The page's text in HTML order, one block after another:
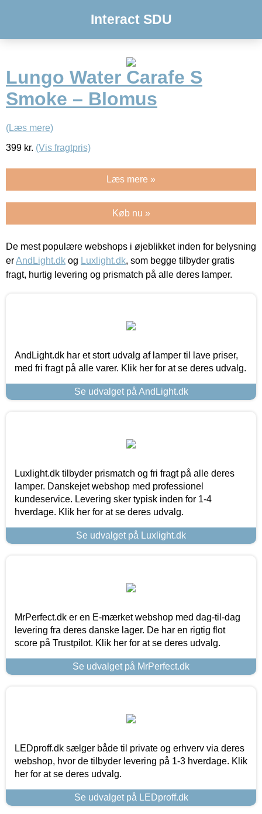
Interact SDU
Lungo Water Carafe S
Smoke – Blomus
(Læs mere)
399 kr. (Vis fragtpris)
Læs mere »
Køb nu »
De mest populære webshops i øjeblikket inden for belysning
erAndLight.dk og Luxlight.dk, som begge tilbyder gratis
fragt, hurtig levering og prismatch på alle deres lamper.
AndLight.dk har et stort udvalg af lamper til lave priser,
med fri fragt på alle varer. Klik her for at se deres udvalg.
Se udvalget på AndLight.dk
Luxlight.dk tilbyder prismatch og fri fragt på alle deres
lamper. Danskejet webshop med professionel
kundeservice. Levering sker typisk inden for 1-4
hverdage. Klik her for at se deres udvalg.
Se udvalget på Luxlight.dk
MrPerfect.dk er en E-mærket webshop med dag-til-dag
levering fra deres danske lager. De har en rigtig flot
score på Trustpilot. Klik her for at se deres udvalg.
Se udvalget på MrPerfect.dk
LEDproff.dk sælger både til private og erhverv via deres
webshop, hvor de tilbyder levering på 1-3 hverdage. Klik
her for at se deres udvalg.
Se udvalget på LEDproff.dk